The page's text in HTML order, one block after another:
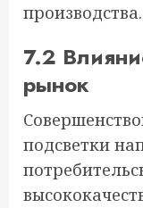
производства.
7.2
рынок
подсветки